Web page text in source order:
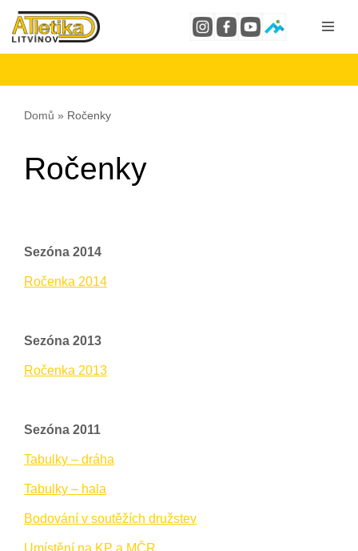
Přeskočit
obsah
Domů » Ročenky
Ročenky
Sezóna 2014
Ročenka 2014
Sezóna 2013
Ročenka 2013
Sezóna 2011
Tabulky – dráha
Tabulky – hala
Bodování v soutěžích družstev
Umístění na KP a MČR